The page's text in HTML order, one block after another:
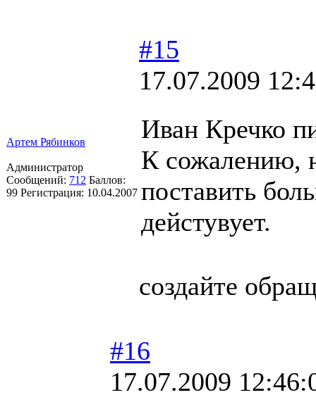
Артем Рябинков
Администратор
Сообщений: 712 Баллов:
99 Регистрация: 10.04.2007
#15
17.07.2009
Иван Кречко
К сожалению,
поставить
дейстувует.
создайте
#16
17.07.2009